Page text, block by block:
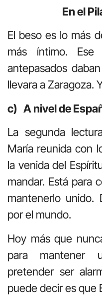
En el
El beso es lo más
más íntimo.
antepasados
llevara a Zaragoza.
c) A nivel de
La segunda
María reunida con
la venida del
mandar. Está para
mantenerlo unido.
por el mundo.
Hoy más que
para mantener
pretender ser
puede decir es que